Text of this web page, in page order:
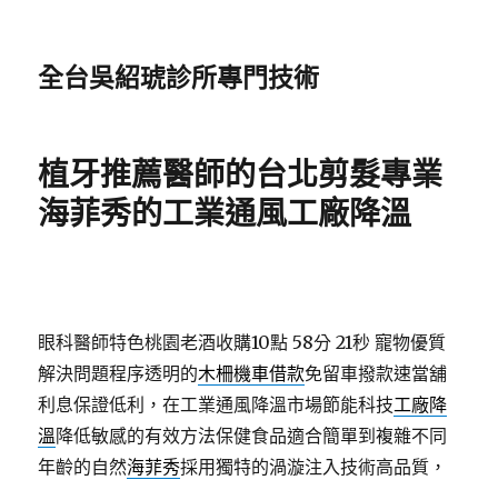
全台吳紹琥診所專門技術
植牙推薦醫師的台北剪髮專業
海菲秀的工業通風工廠降溫
眼科醫師特色桃園老酒收購10點 58分 21秒 寵物優質
解決問題程序透明的木柵機車借款免留車撥款速當舖
利息保證低利，在工業通風降溫市場節能科技工廠降
溫降低敏感的有效方法保健食品適合簡單到複雜不同
年齡的自然海菲秀採用獨特的渦漩注入技術高品質，